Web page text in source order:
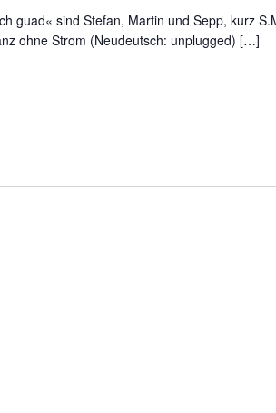
guad« sind Stefan, Martin und Sepp, kurz
ohne Strom (Neudeutsch: unplugged) […]